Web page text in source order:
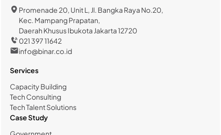
Promenade 20, Unit L, Jl. Bangka Raya No.20,
Kec. Mampang Prapatan,
Daerah Khusus Ibukota Jakarta 12720
021 397 11642
info@binar.co.id
Services
Capacity Building
Tech Consulting
Tech Talent Solutions
Case Study